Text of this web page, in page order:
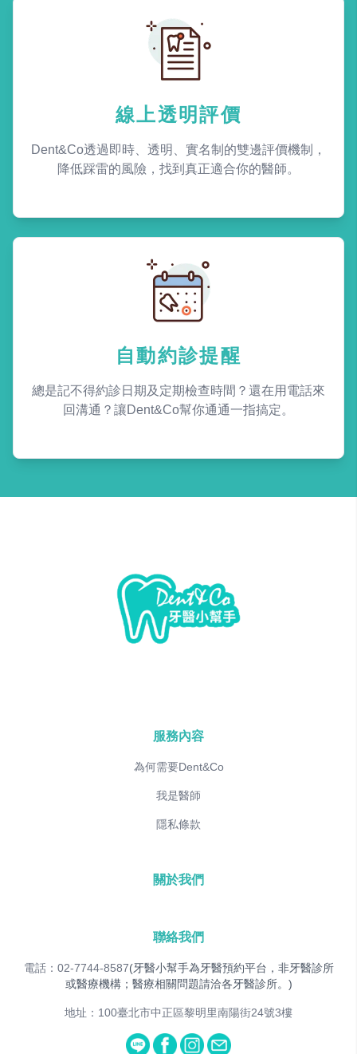
線上透明評價
Dent&Co透過即時、透明、實名制的雙邊評價機制，
降低踩雷的風險，找到真正適合你的醫師。
自動約診提醒
總是記不得約診日期及定期檢查時間？還在用電話來
回溝通？讓Dent&Co幫你通通一指搞定。
服務內容
為何需要Dent&Co
我是醫師
隱私條款
關於我們
聯絡我們
電話：02-7744-8587(牙醫小幫手為牙醫預約平台，非牙醫診所
或醫療機構；醫療相關問題請洽各牙醫診所。)
地址：100臺北市中正區黎明里南陽街24號3樓